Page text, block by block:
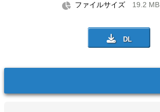
ファイルサイズ 19.2 MB